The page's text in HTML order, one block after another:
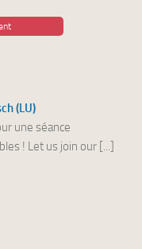
(LU)
une séance
! Let us join our [...]